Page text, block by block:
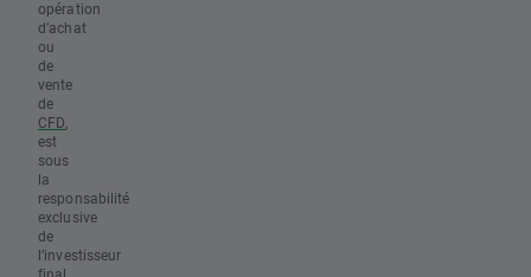
opération
d’achat
ou
de
vente
de
CFD,
est
sous
la
responsabilité
exclusive
de
l’investisseur